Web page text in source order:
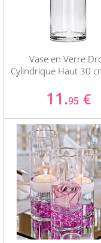
Vase en Verre
Cylindrique Haut 30
11.95 €